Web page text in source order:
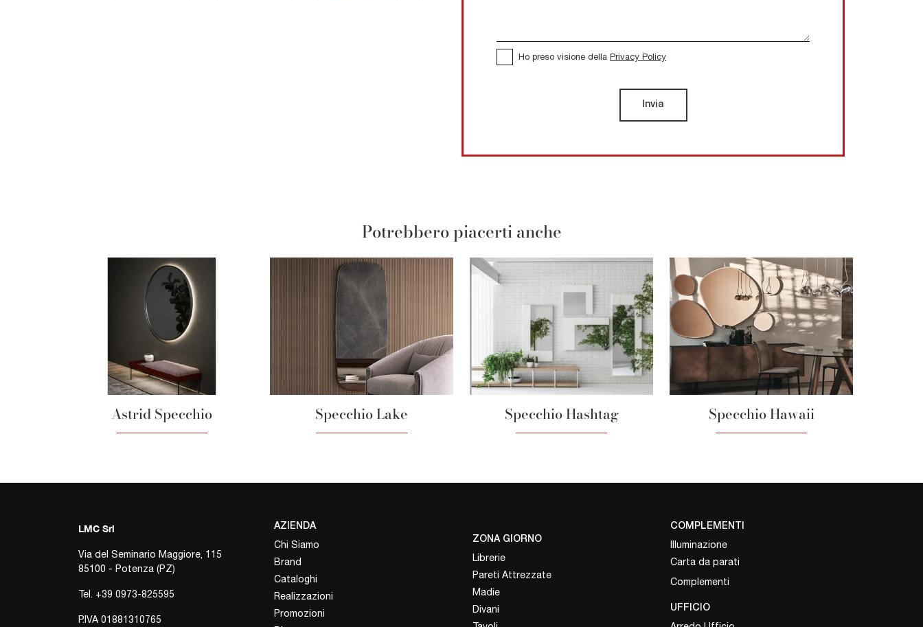
Ho preso visione della Privacy Policy
Invia
Potrebbero piacerti anche
Astrid Specchio Specchio Lake Specchio Hashtag Specchio Hawaii
LMC Srl
Via del Seminario Maggiore, 115
85100 - Potenza (PZ)
Tel. +39 0973-825595
P.IVA 01881310765
AZIENDA
Chi Siamo
Brand
Cataloghi
Realizzazioni
Promozioni
ZONA GIORNO
Librerie
Pareti Attrezzate
Madie
Divani
COMPLEMENTI
Illuminazione
Carta da parati
Complementi
UFFICIO